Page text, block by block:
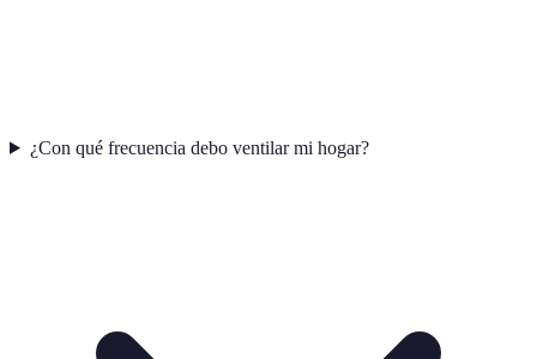
¿Con qué frecuencia debo ventilar mi hogar?